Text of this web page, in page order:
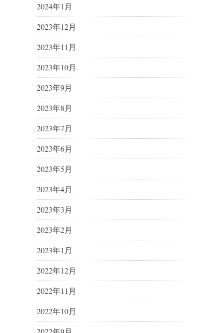
2024年1月
2023年12月
2023年11月
2023年10月
2023年9月
2023年8月
2023年7月
2023年6月
2023年5月
2023年4月
2023年3月
2023年2月
2023年1月
2022年12月
2022年11月
2022年10月